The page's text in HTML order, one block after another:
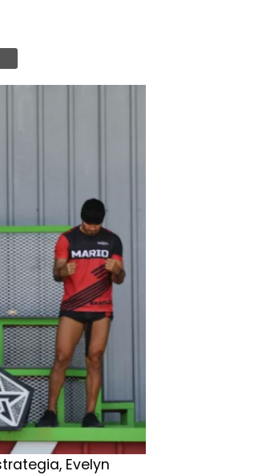
Evelyn